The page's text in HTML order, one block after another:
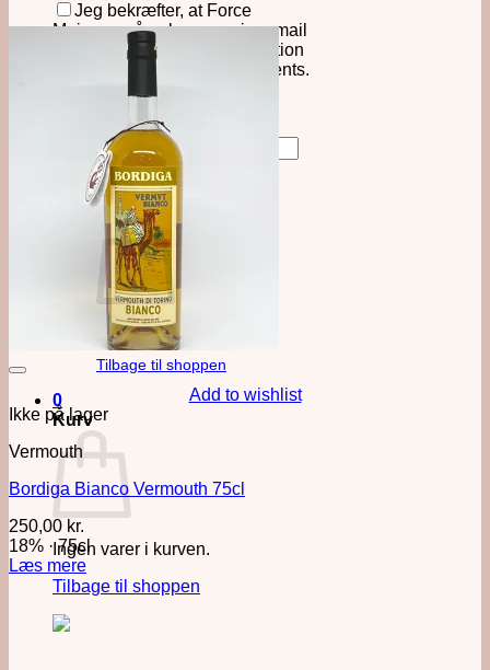
Jeg bekræfter, at Force
Majeure må opbevare min e-mail
og kontakte mig med information
om produkter, nyheder og events.
Læs mere om vores
Søg
efter:
Kurv0
Ingen varer i kurven.
Tilbage til shoppen
0
Kurv
Ingen varer i kurven.
Tilbage til shoppen
Add to wishlist
Ikke på lager
Vermouth
Bordiga Bianco Vermouth 75cl
250,00 kr.
18% ·75cl
Læs mere